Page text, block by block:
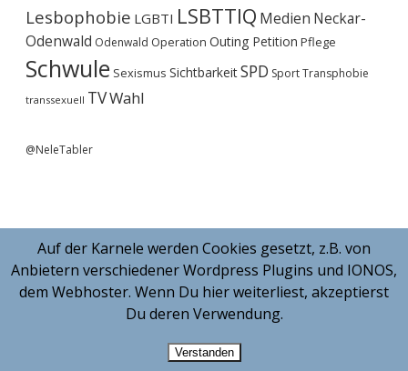
Lesbophobie LGBTI LSBTTIQ Medien Neckar-
Odenwald Odenwald Operation Outing Petition Pflege
Schwule Sexismus SichtbarkeitSPD SportTransphobie
transsexuell TVWahl
@NeleTabler
Auf der Karnele werden Cookies gesetzt, z.B. von
Anbietern verschiedener Wordpress Plugins und IONOS,
dem Webhoster. Wenn Du hier weiterliest, akzeptierst
Du deren Verwendung.
Verstanden